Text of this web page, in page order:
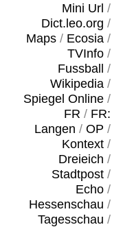
Mini Url /
Dict.leo.org /
Maps/ Ecosia/
TVInfo/
Fussball
/
Wikipedia/
Spiegel Online/
FR / FR:
Langen / OP /
Kontext/
Dreieich /
Stadtpost/
Echo/
Hessenschau /
Tagesschau /